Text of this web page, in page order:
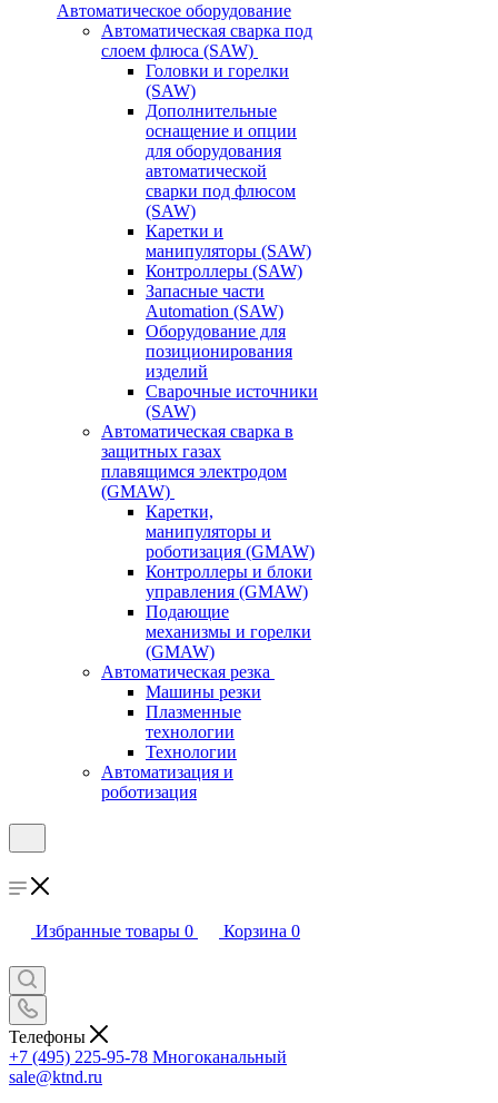
Автоматическое оборудование
Автоматическая сварка под
слоем флюса (SAW)
Головки и горелки
(SAW)
Дополнительные
оснащение и опции
для оборудования
автоматической
сварки под флюсом
(SAW)
Каретки и
манипуляторы (SAW)
Контроллеры (SAW)
Запасные части
Automation (SAW)
Оборудование для
позиционирования
изделий
Сварочные источники
(SAW)
Автоматическая сварка в
защитных газах
плавящимся электродом
(GMAW)
Каретки,
манипуляторы и
роботизация (GMAW)
Контроллеры и блоки
управления (GMAW)
Подающие
механизмы и горелки
(GMAW)
Автоматическая резка
Машины резки
Плазменные
технологии
Технологии
Автоматизация и
роботизация
Избранные товары 0 Корзина 0
Телефоны
+7 (495) 225-95-78 Многоканальный
sale@ktnd.ru